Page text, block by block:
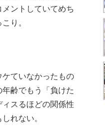
ントしていてめち
り。
ていなかったもの
齢でもう「負けた
スるほどの関係性
れない。